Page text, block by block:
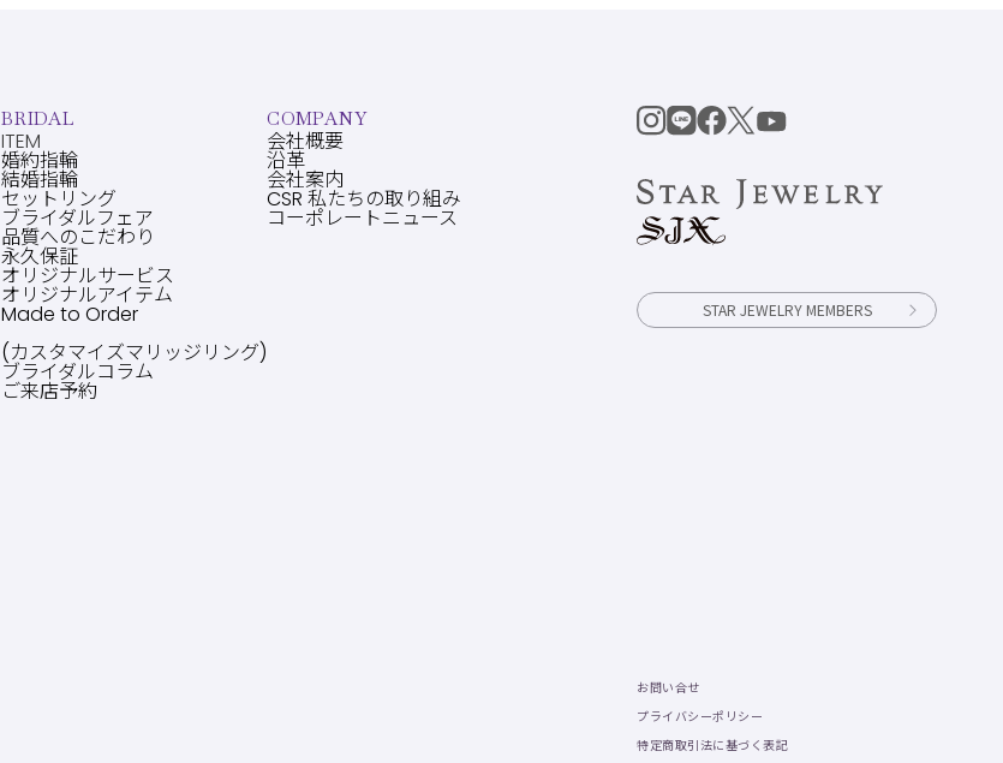
BRIDAL
ITEM
婚約指輪
結婚指輪
セットリング
ブライダルフェア
品質へのこだわり
永久保証
オリジナルサービス
オリジナルアイテム
Made to Order
(カスタマイズマリッジリング)
ブライダルコラム
ご来店予約
COMPANY
会社概要
沿革
会社案内
CSR 私たちの取り組み
コーポレートニュース
STAR JEWELRY MEMBERS
お問い合せ
プライバシーポリシー
特定商取引法に基づく表記